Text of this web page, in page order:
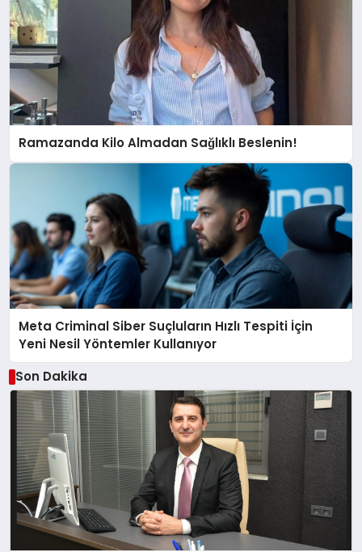
Ramazanda Kilo Almadan Sağlıklı Beslenin!
Meta Criminal Siber Suçluların Hızlı Tespiti İçin
Yeni Nesil Yöntemler Kullanıyor
Son Dakika